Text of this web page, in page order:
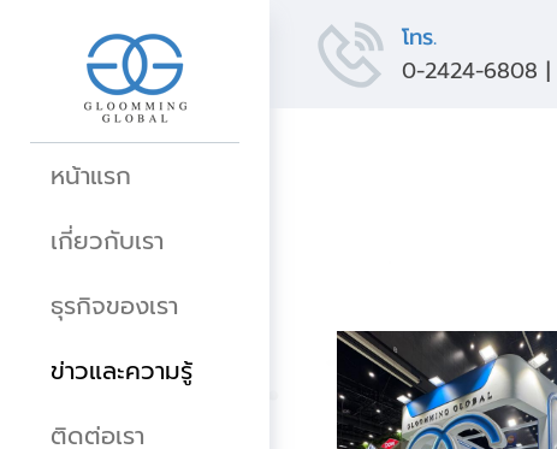
หน้าแรก
เกี่ยวกับเรา
ธุรกิจของเรา
ข่าวและความรู้
ติดต่อเรา
โทร.
0-2424-6808 |